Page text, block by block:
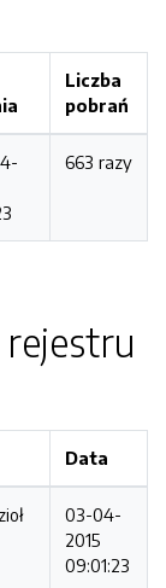
Liczba
pobrań
663 razy
Data
03-04-
2015
09:01:23